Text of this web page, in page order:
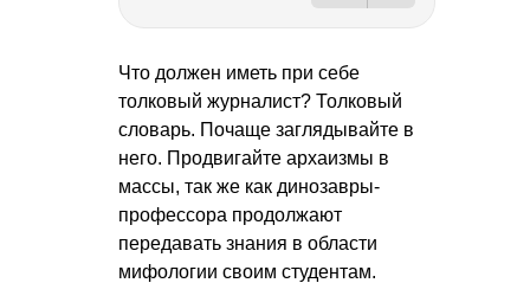
Что должен иметь при себе
толковый журналист? Толковый
словарь. Почаще заглядывайте в
него. Продвигайте архаизмы в
массы, так же как динозавры-
профессора продолжают
передавать знания в области
мифологии своим студентам.